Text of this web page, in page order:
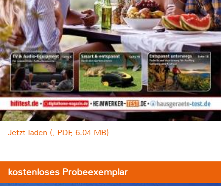
Jetzt laden (, PDF, 6.04 MB)
kostenloses Probeexemplar